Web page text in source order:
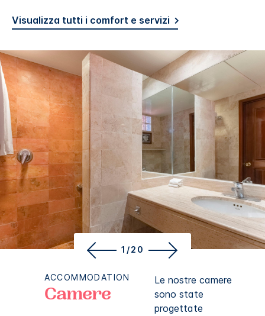
Visualizza tutti i comfort e servizi
1/20
ACCOMMODATION
Camere
Le nostre camere
sono state
progettate